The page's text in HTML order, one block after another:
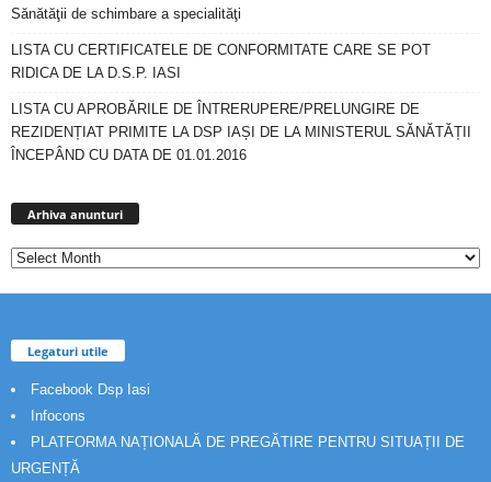
Sănătăţii de schimbare a specialităţi
LISTA CU CERTIFICATELE DE CONFORMITATE CARE SE POT
RIDICA DE LA D.S.P. IASI
LISTA CU APROBĂRILE DE ÎNTRERUPERE/PRELUNGIRE DE
REZIDENȚIAT PRIMITE LA DSP IAȘI DE LA MINISTERUL SĂNĂTĂȚII
ÎNCEPÂND CU DATA DE 01.01.2016
Arhiva anunturi
Legaturi utile
Facebook Dsp Iasi
Infocons
PLATFORMA NAȚIONALĂ DE PREGĂTIRE PENTRU SITUAȚII DE
URGENȚĂ